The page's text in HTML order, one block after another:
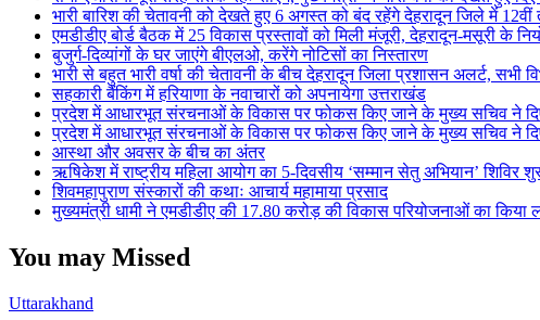
भारी बारिश की चेतावनी को देखते हुए 6 अगस्त को बंद रहेंगे देहरादून जिले में
एमडीडीए बोर्ड बैठक में 25 विकास प्रस्तावों को मिली मंजूरी, देहरादून-मसूरी के
बुजुर्ग-दिव्यांगों के घर जाएंगे बीएलओ, करेंगे नोटिसों का निस्तारण
भारी से बहुत भारी वर्षा की चेतावनी के बीच देहरादून जिला प्रशासन अलर्ट, सभी
सहकारी बैंकिंग में हरियाणा के नवाचारों को अपनायेगा उत्तराखंड
प्रदेश में आधारभूत संरचनाओं के विकास पर फोकस किए जाने के मुख्य सचिव ने दिए
प्रदेश में आधारभूत संरचनाओं के विकास पर फोकस किए जाने के मुख्य सचिव ने दिए
आस्था और अवसर के बीच का अंतर
ऋषिकेश में राष्ट्रीय महिला आयोग का 5-दिवसीय ‘सम्मान सेतु अभियान’ शिविर
शिवमहापुराण संस्कारों की कथाः आचार्य महामाया प्रसाद
मुख्यमंत्री धामी ने एमडीडीए की 17.80 करोड़ की विकास परियोजनाओं का किया
You may Missed
Uttarakhand